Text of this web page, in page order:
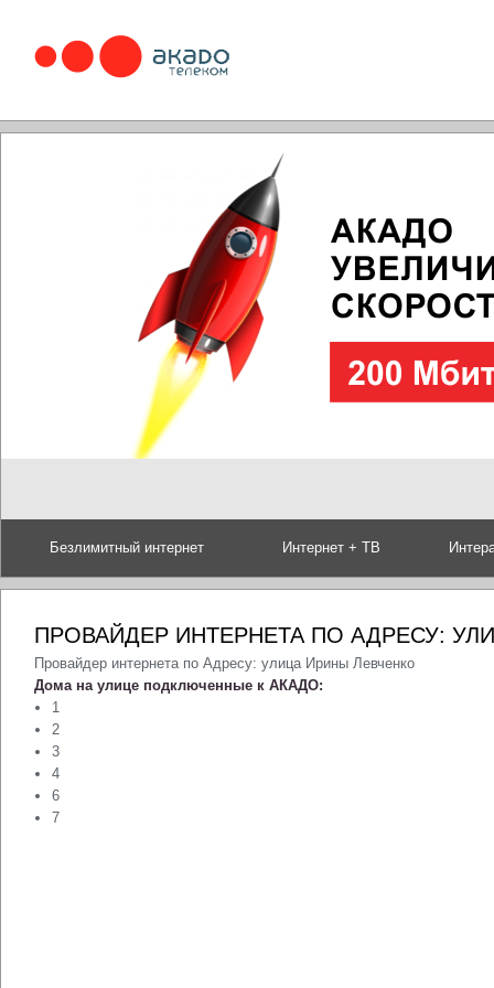
Безлимитный интернет Интернет + ТВ
ПРОВАЙДЕР ИНТЕРНЕТА ПО АДРЕСУ:
Провайдер интернета по Адресу: улица Ирины Левченко
Дома на улице подключенные к АКАДО:
1
2
3
4
6
7